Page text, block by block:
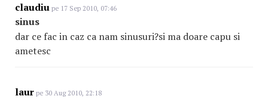
claudiu pe 17 Sep 2010, 07:46
sinus
dar ce fac in caz ca nam sinusuri?si ma doare capu si
ametesc
laur pe 30 Aug 2010, 22:18